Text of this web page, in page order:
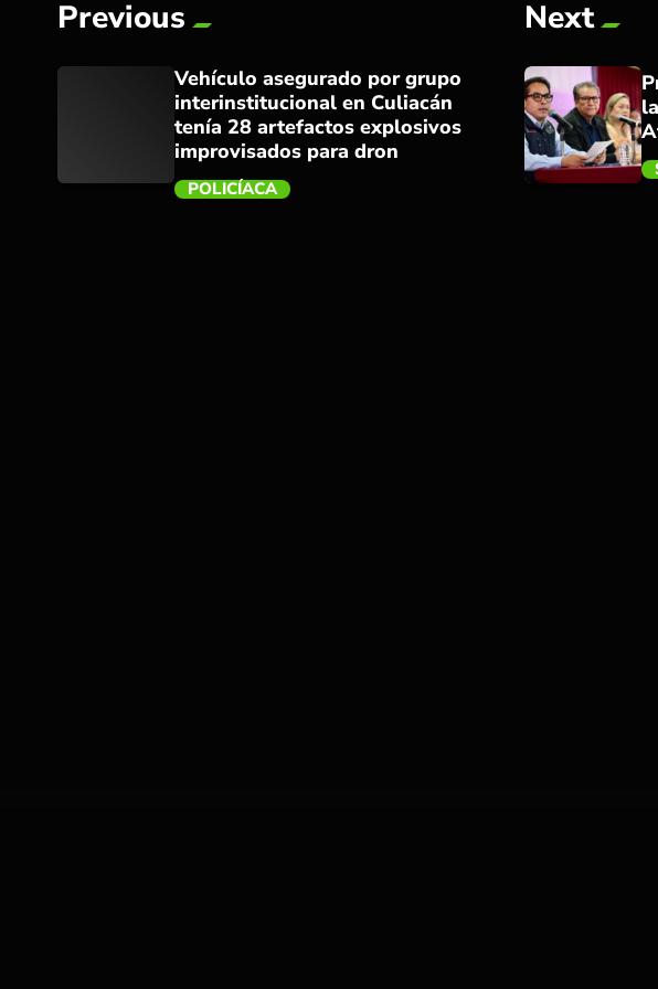
Previous
Vehículo asegurado por grupo
interinstitucional en Culiacán
tenía 28 artefactos explosivos
improvisados para dron
POLICÍACA
Next